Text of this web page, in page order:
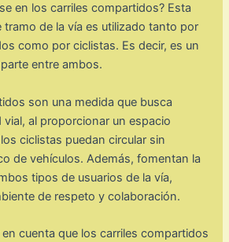
en los carriles compartidos? Esta
tramo de la vía es utilizado tanto por
como por ciclistas. Es decir, es un
entre ambos.
son una medida que busca
vial, al proporcionar un espacio
ciclistas puedan circular sin
de vehículos. Además, fomentan la
tipos de usuarios de la vía,
de respeto y colaboración.
cuenta que los carriles compartidos